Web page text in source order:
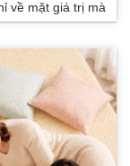
về mặt giá trị mà